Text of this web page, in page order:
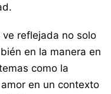
reflejada no solo
en la manera en
como la
en un contexto